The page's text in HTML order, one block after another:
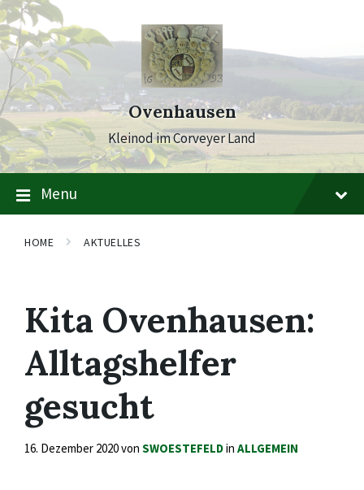
Skip
to
content
Skip
to
main
navigation
Skip
to
footer
Ovenhausen
Kleinod im Corveyer Land
Menu
HOME AKTUELLES
Kita Ovenhausen:
Alltagshelfer
gesucht
16. Dezember 2020von SWOESTEFELDin ALLGEMEIN